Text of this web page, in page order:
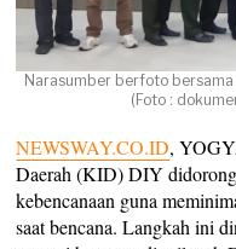
Narasumber berfoto bersama
(Foto :
NEWSWAY.CO.ID,
Daerah (KID) DIY
kebencanaan guna
saat bencana. Langkah ini